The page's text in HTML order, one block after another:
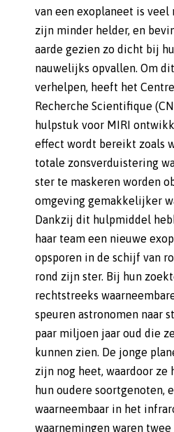
van een exoplaneet is
zijn minder helder, en
aarde gezien zo dicht bij
nauwelijks opvallen. Om
verhelpen, heeft het
Recherche Scientifique
hulpstuk voor MIRI
effect wordt bereikt zoals
totale zonsverduistering
ster te maskeren worden
omgeving gemakkelijker
Dankzij dit hulpmiddel
haar team een nieuwe
opsporen in de schijf van
rond zijn ster. Bij hun
rechtstreeks
speuren astronomen naar
paar miljoen jaar oud die ze
kunnen zien. De jonge
zijn nog heet, waardoor ze
hun oudere soortgenoten,
waarneembaar in het
waarnemingen waren twee